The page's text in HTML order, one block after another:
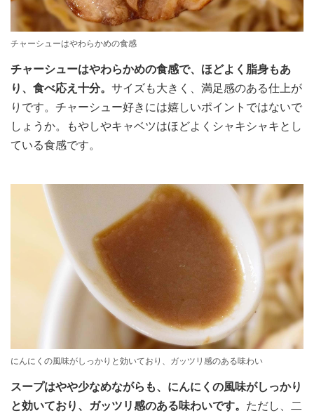
チャーシューはやわらかめの食感
チャーシューはやわらかめの食感で、ほどよく脂身もあ
り、食べ応え十分。 サイズも大きく、満足感のある仕上が
りです。チャーシュー好きには嬉しいポイントではないで
しょうか。もやしやキャベツはほどよくシャキシャキとし
ている食感です。
にんにくの風味がしっかりと効いており、ガッツリ感のある味わい
スープはやや少なめながらも、にんにくの風味がしっかり
と効いており、ガッツリ感のある味わいです。 ただし、二